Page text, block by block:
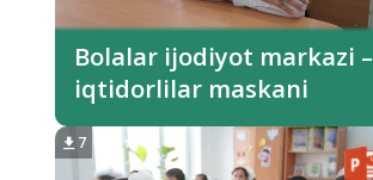
Bolalar ijodiyot markazi –
iqtidorlilar maskani
7